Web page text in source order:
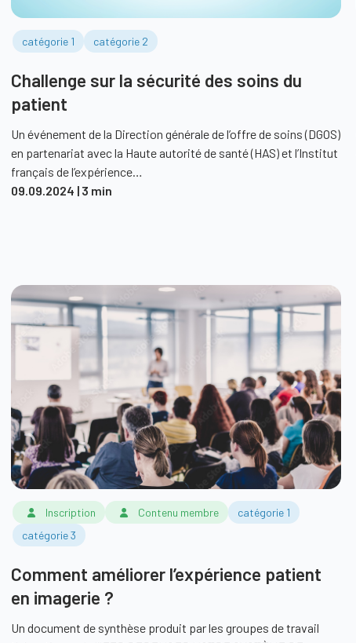
catégorie 1 catégorie 2
Challenge sur la sécurité des soins du
patient
Un événement de la Direction générale de l’offre de soins (DGOS)
en partenariat avec la Haute autorité de santé (HAS) et l’Institut
français de l’expérience…
09.09.2024 | 3 min
Inscription Contenu membre
catégorie 1
catégorie 3
Comment améliorer l’expérience patient
en imagerie ?
Un document de synthèse produit par les groupes de travail